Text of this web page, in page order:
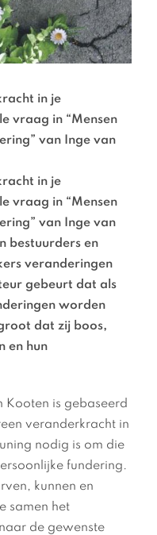
in je
vraag in “Mensen
van Inge van
in je
vraag in “Mensen
van Inge van
bestuurders en
veranderingen
gebeurt dat als
worden
dat zij boos,
en hun
Kooten is gebaseerd
veranderkracht in
nodig is om die
fundering.
kunnen en
samen het
de gewenste